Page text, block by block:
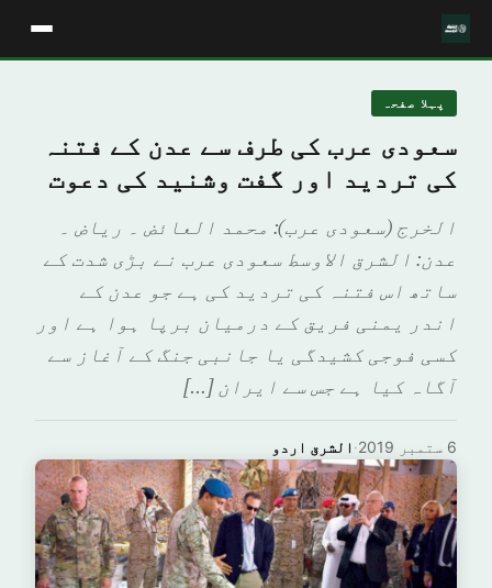
پہلا صفحہ
سعودی عرب کی طرف سے عدن کے فتنہ
کی تردید اور گفت وشنید کی دعوت
الخرج (سعودی عرب): محمد العائض ۔ ریاض ۔
عدن: الشرق الاوسط سعودی عرب نے بڑی شدت کے
ساتھ اس فتنہ کی تردید کی ہے جو عدن کے
اندر یمنی فریق کے درمیان برپا ہوا ہے اور
کسی فوجی کشیدگی یا جانبی جنگ کے آغاز سے
آگاہ کیا ہے جس سے ایران […]
الشرق اردو · 6 ستمبر 2019